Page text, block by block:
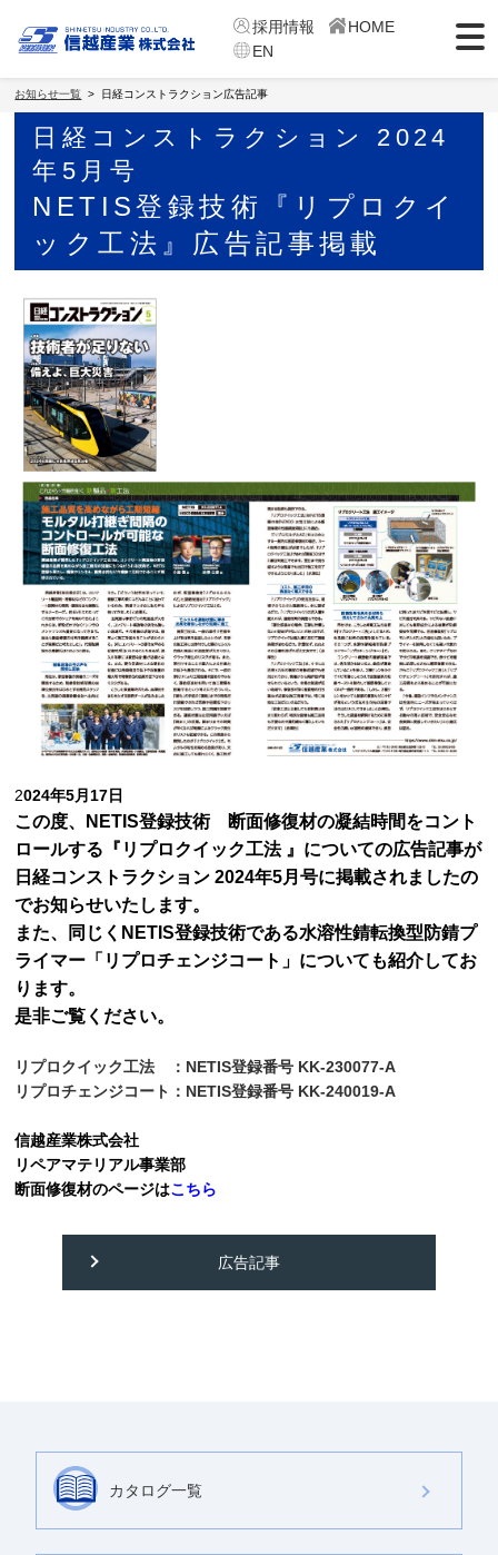
採用情報
HOME
EN
お知らせ一覧 日経コンストラクション広告記事
日経コンストラクション 2024
年5月号
NETIS登録技術『リプロクイ
ック工法』広告記事掲載
2024年5月17日
この度、NETIS登録技術 断面修復材の凝結時間をコント
ロールする『リプロクイック工法 』についての広告記事が
日経コンストラクション 2024年5月号に掲載されましたの
でお知らせいたします。
また、同じくNETIS登録技術である水溶性錆転換型防錆プ
ライマー「リプロチェンジコート」についても紹介してお
ります。
是非ご覧ください。
リプロクイック工法 ：NETIS登録番号 KK-230077-A
リプロチェンジコート：NETIS登録番号 KK-240019-A
信越産業株式会社
リペアマテリアル事業部
断面修復材のページはこちら
広告記事
カタログ一覧